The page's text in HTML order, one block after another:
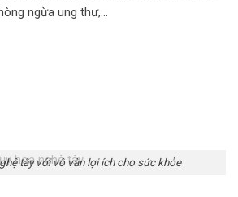
ngừa ung thư,…
tây với vô vàn lợi ích cho sức khỏe